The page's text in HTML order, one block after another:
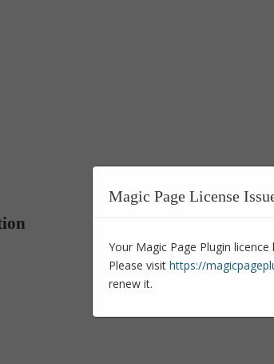
Magic Page License
Your Magic Page Plugin licence
Please visit https://
renew it.